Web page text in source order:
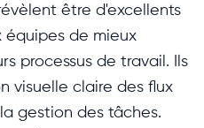
être d'excellents
de mieux
processus de travail. Ils
visuelle claire des flux
gestion des tâches.